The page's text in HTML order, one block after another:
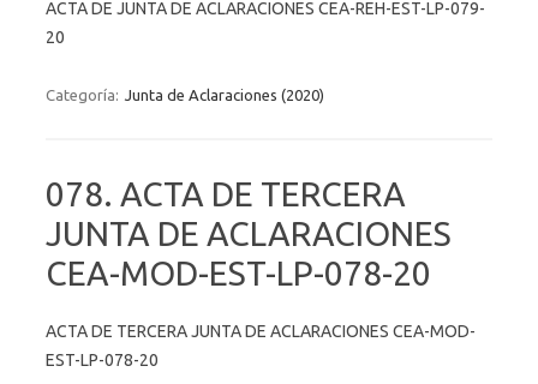
ACTA DE JUNTA DE ACLARACIONES CEA-REH-EST-LP-079-
20
Categoría: Junta de Aclaraciones (2020)
078. ACTA DE TERCERA
JUNTA DE ACLARACIONES
CEA-MOD-EST-LP-078-20
ACTA DE TERCERA JUNTA DE ACLARACIONES CEA-MOD-
EST-LP-078-20